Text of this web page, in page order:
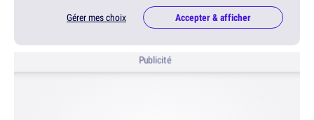
Gérer mes choix Accepter & afficher
Publicité